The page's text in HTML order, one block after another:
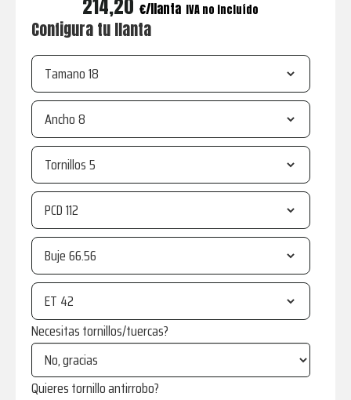
214,20 € IVA no incluído
Configura tu llanta
Tamano
Ancho
Tornillos
PCD
Buje
ET
Necesitas tornillos/tuercas?
Quieres tornillo antirrobo?